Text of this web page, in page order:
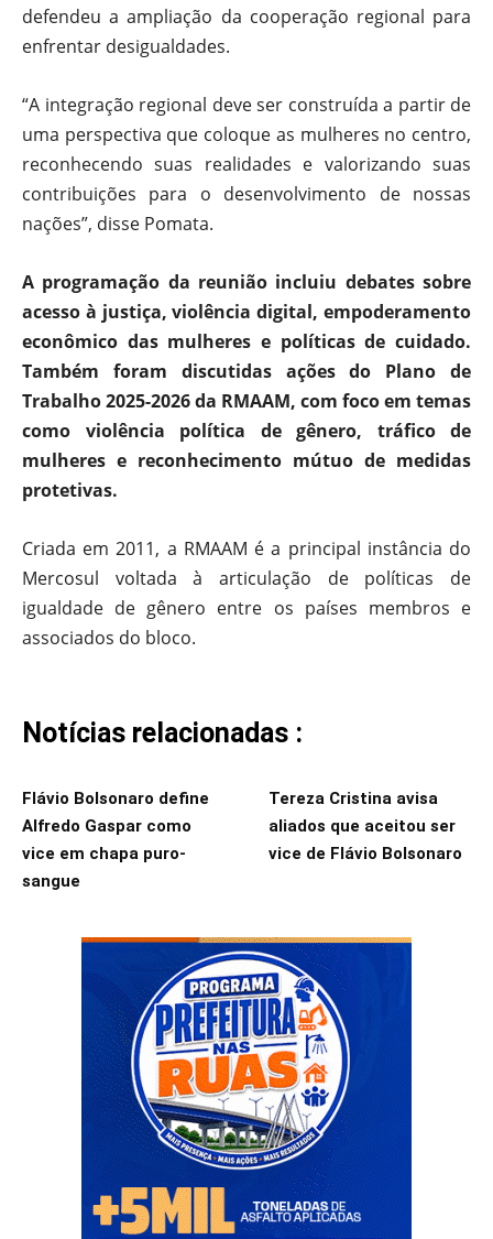
defendeu a ampliação da cooperação regional para
enfrentar desigualdades.
“A integração regional deve ser construída a partir de
uma perspectiva que coloque as mulheres no centro,
reconhecendo suas realidades e valorizando suas
contribuições para o desenvolvimento de nossas
nações”, disse Pomata.
A programação da reunião incluiu debates sobre
acesso à justiça, violência digital, empoderamento
econômico das mulheres e políticas de cuidado.
Também foram discutidas ações do Plano de
Trabalho 2025-2026 da RMAAM, com foco em temas
como violência política de gênero, tráfico de
mulheres e reconhecimento mútuo de medidas
protetivas.
Criada em 2011, a RMAAM é a principal instância do
Mercosul voltada à articulação de políticas de
igualdade de gênero entre os países membros e
associados do bloco.
Notícias relacionadas :
Flávio Bolsonaro define
Alfredo Gaspar como
vice em chapa puro-
sangue
Tereza Cristina avisa
aliados que aceitou ser
vice de Flávio Bolsonaro